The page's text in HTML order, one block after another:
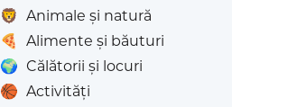
🦁 Animale și natură
🍕
Alimente și băuturi
🌍 Călătorii și locuri
🏀 Activități